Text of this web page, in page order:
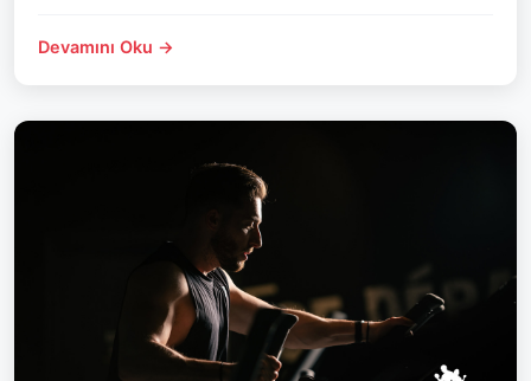
Devamını Oku →